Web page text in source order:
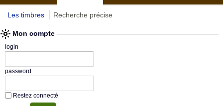
Les timbres Recherche précise
Mon compte
login
password
Restez connecté